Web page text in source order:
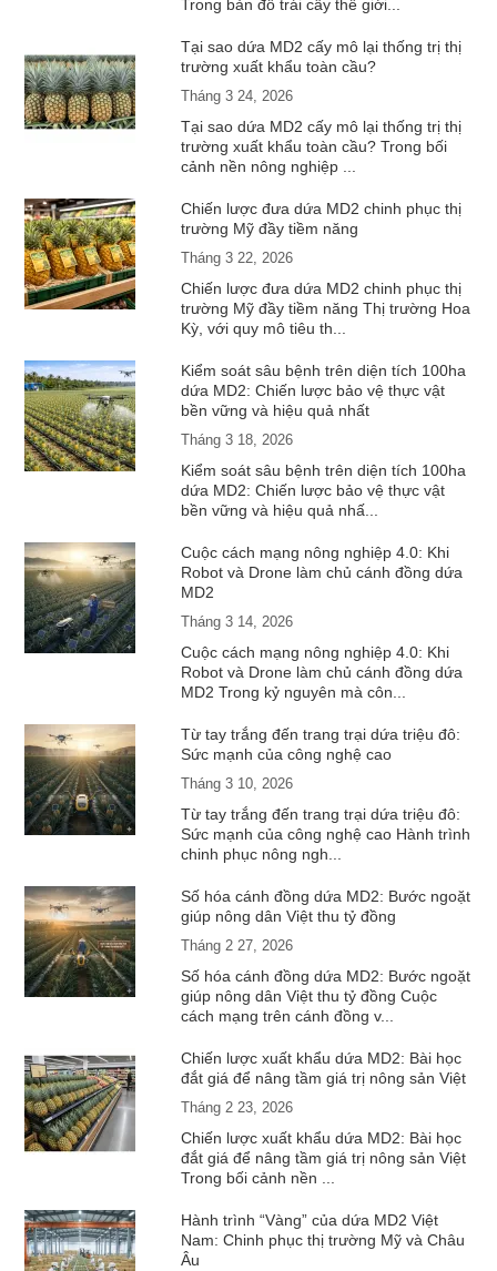
Trong bản đồ trái cây thế giới...
Tại sao dứa MD2 cấy mô lại thống trị thị
trường xuất khẩu toàn cầu?
Tháng 3 24, 2026
Tại sao dứa MD2 cấy mô lại thống trị thị
trường xuất khẩu toàn cầu? Trong bối
cảnh nền nông nghiệp ...
Chiến lược đưa dứa MD2 chinh phục thị
trường Mỹ đầy tiềm năng
Tháng 3 22, 2026
Chiến lược đưa dứa MD2 chinh phục thị
trường Mỹ đầy tiềm năng Thị trường Hoa
Kỳ, với quy mô tiêu th...
Kiểm soát sâu bệnh trên diện tích 100ha
dứa MD2: Chiến lược bảo vệ thực vật
bền vững và hiệu quả nhất
Tháng 3 18, 2026
Kiểm soát sâu bệnh trên diện tích 100ha
dứa MD2: Chiến lược bảo vệ thực vật
bền vững và hiệu quả nhấ...
Cuộc cách mạng nông nghiệp 4.0: Khi
Robot và Drone làm chủ cánh đồng dứa
MD2
Tháng 3 14, 2026
Cuộc cách mạng nông nghiệp 4.0: Khi
Robot và Drone làm chủ cánh đồng dứa
MD2 Trong kỷ nguyên mà côn...
Từ tay trắng đến trang trại dứa triệu đô:
Sức mạnh của công nghệ cao
Tháng 3 10, 2026
Từ tay trắng đến trang trại dứa triệu đô:
Sức mạnh của công nghệ cao Hành trình
chinh phục nông ngh...
Số hóa cánh đồng dứa MD2: Bước ngoặt
giúp nông dân Việt thu tỷ đồng
Tháng 2 27, 2026
Số hóa cánh đồng dứa MD2: Bước ngoặt
giúp nông dân Việt thu tỷ đồng Cuộc
cách mạng trên cánh đồng v...
Chiến lược xuất khẩu dứa MD2: Bài học
đắt giá để nâng tầm giá trị nông sản Việt
Tháng 2 23, 2026
Chiến lược xuất khẩu dứa MD2: Bài học
đắt giá để nâng tầm giá trị nông sản Việt
Trong bối cảnh nền ...
Hành trình “Vàng” của dứa MD2 Việt
Nam: Chinh phục thị trường Mỹ và Châu
Âu